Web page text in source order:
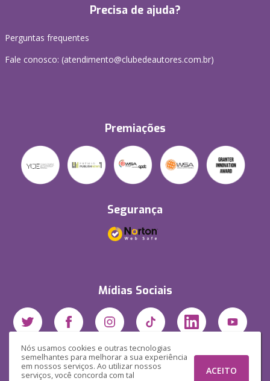
Nós usamos cookies e outras tecnologias
semelhantes para melhorar a sua experiência
em nossos serviços. Ao utilizar nossos
serviços, você concorda com tal
ACEITO
Precisa de ajuda?
Perguntas frequentes
Fale conosco: (atendimento@clubedeautores.com.br)
Premiações
Segurança
Mídias Sociais